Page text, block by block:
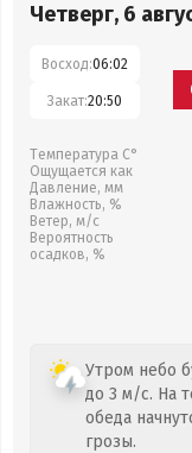
Четверг, 6
Восход:06:02
Закат:20:50
Температура С°
Ощущается как
Давление, мм
Влажность, %
Ветер, м/с
Вероятность
осадков, %
Утром небо
до 3 м/с. На
обеда
грозы.